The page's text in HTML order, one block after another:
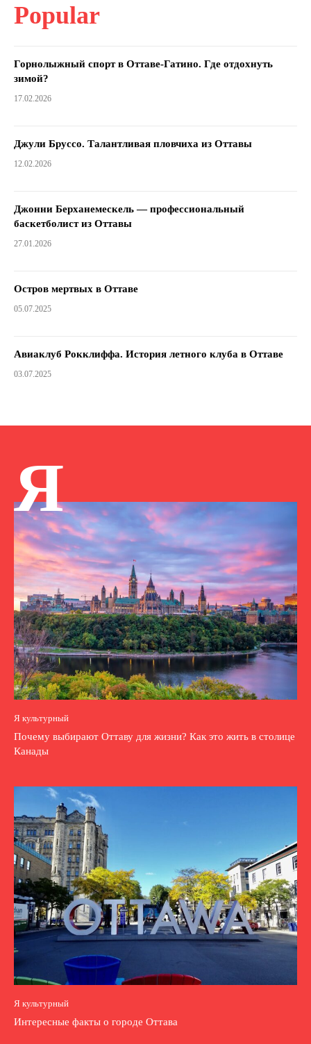
Popular
Горнолыжный спорт в Оттаве-Гатино. Где отдохнуть
зимой?
17.02.2026
Джули Бруссо. Талантливая пловчиха из Оттавы
12.02.2026
Джонни Берханемескель — профессиональный
баскетболист из Оттавы
27.01.2026
Остров мертвых в Оттаве
05.07.2025
Авиаклуб Рокклиффа. История летного клуба в Оттаве
03.07.2025
Я
Я культурный
Почему выбирают Оттаву для жизни? Как это жить в столице
Канады
Я культурный
Интересные факты о городе Оттава